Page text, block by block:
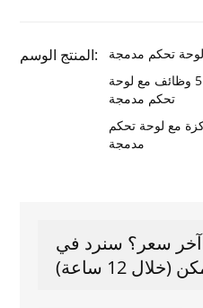
المنتج الوسم:
تحكم مدمجة
سرير مستشفى كهربائي ذو 5 وظائف مع لوحة
تحكم مدمجة
مع لوحة تحكم
مدمجة
سعر؟ سنرد في
12 ساعة)